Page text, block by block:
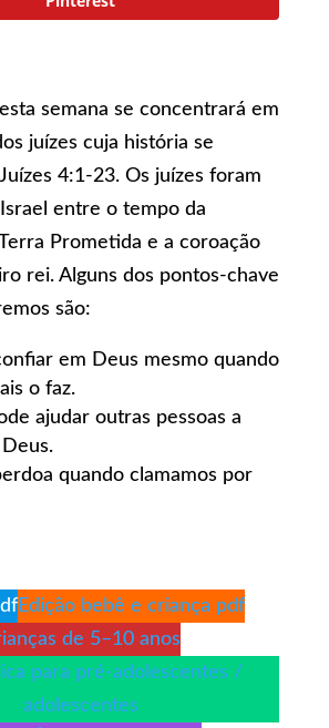
semana se concentrará em
juízes cuja história se
4:1-23. Os juízes foram
entre o tempo da
Prometida e a coroação
rei. Alguns dos pontos-chave
são:
em Deus mesmo quando
o faz.
ajudar outras pessoas a
quando clamamos por
Edição bebê e criança pdf
de 5–10 anos
para pré-adolescentes /
adolescentes